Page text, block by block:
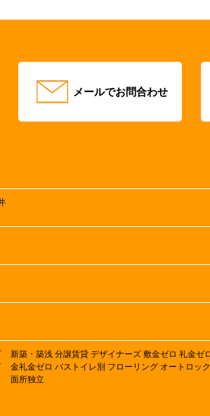
メールでお問合わせ
新築・築浅 分譲賃貸 デザイナーズ 敷金ゼロ 礼金ゼ
金礼金ゼロ バストイレ別 フローリング オートロック
面所独立